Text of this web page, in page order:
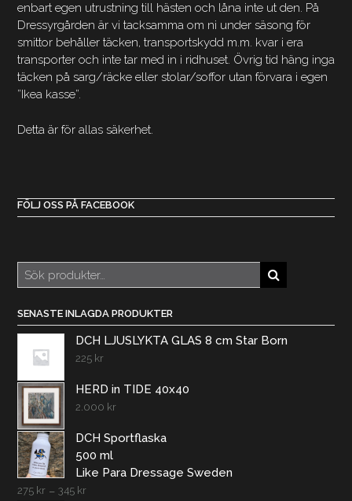
enbart egen utrustning till hästen och låna inte ut den. På
Dressyrgården är vi tacksamma om ni under säsong för
smittor behåller täcken, transportskydd m.m. kvar i era
transporter och inte tar med in i ridhuset. Övrig tid häng inga
täcken på sarg/räcke eller stolar/soffor utan förvara i egen
”Ikea kasse”.
Detta är för allas säkerhet.
FÖLJ OSS PÅ FACEBOOK
Sök
efter:
SENASTE INLAGDA PRODUKTER
DCH LJUSLYKTA GLAS 8 cm Star Born
225 kr
HERD in TIDE 40x40
2.000 kr
DCH Sportflaska
500 ml
Like Para Dressage Sweden
275 kr – 345 kr